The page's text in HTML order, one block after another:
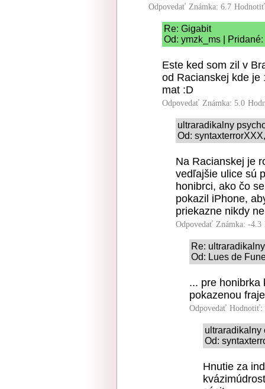
Odpovedať Známka: 6.7
Re: Gigabit
Od: ymzk_ms |
Este ked som zil v
od Racianskej kde je
mat :D
Odpovedať Známka: 5.0
ultraradikalny
Od:
Na Racianskej je
vedľajšie ulice sú
honibrci, ako čo
pokazil iPhone,
priekazne nikdy
Odpovedať Známka: -4.3
Re:
Od: Lues de
... pre honibrka
pokazenou
Odpovedať Hodnotiť:
ultraradikalny
Od:
Hnutie za